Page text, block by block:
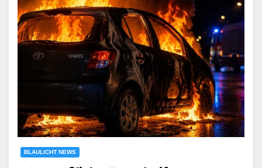
BLAULICHT NEWS